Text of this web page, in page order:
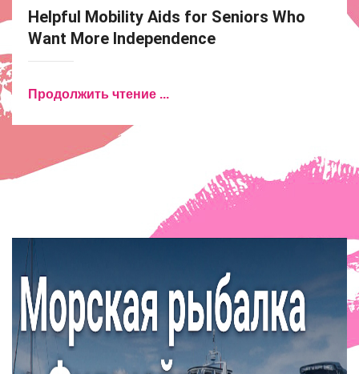
Helpful Mobility Aids for Seniors Who
Want More Independence
Продолжить чтение ...